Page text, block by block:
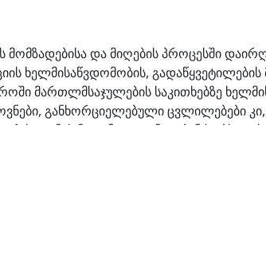
და მიღების პროცესში
ხელმისაწვდომობის, გადაწყვეტილების
მართლმსაჯულების საკითხებზე
განხორციელებული ცვლილებები
მის მე-3, მე-4 და მე-5 პუნქტებს და